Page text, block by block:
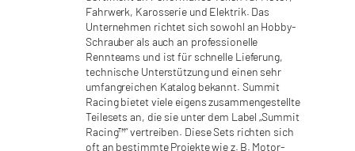
Fahrwerk, Karosserie und Elektrik. Das
Unternehmen richtet sich sowohl an Hobby-
Schrauber als auch an professionelle
Rennteams und ist für schnelle Lieferung,
technische Unterstützung und einen sehr
umfangreichen Katalog bekannt. Summit
Racing bietet viele eigens zusammengestellte
Teilesets an, die sie unter dem Label „Summit
Racing™“ vertreiben. Diese Sets richten sich
oft an bestimmte Projekte wie z. B. Motor-